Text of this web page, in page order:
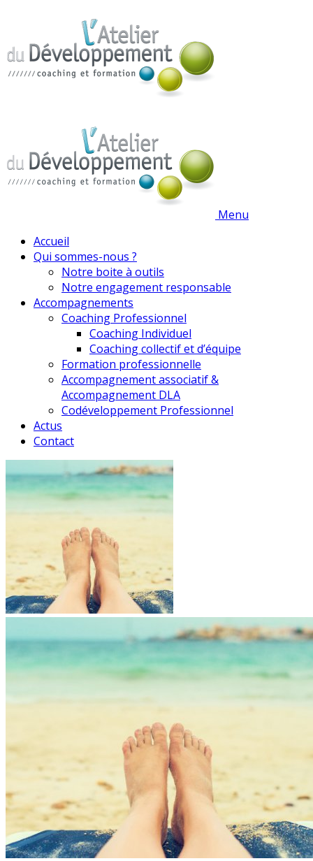
Menu
Accueil
Qui sommes-nous ?
Notre boite à outils
Notre engagement responsable
Accompagnements
Coaching Professionnel
Coaching Individuel
Coaching collectif et d’équipe
Formation professionnelle
Accompagnement associatif &
Accompagnement DLA
Codéveloppement Professionnel
Actus
Contact